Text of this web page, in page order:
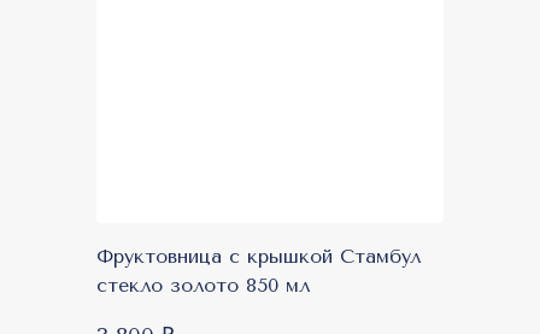
Фруктовница с крышкой Стамбул
стекло золото 850 мл